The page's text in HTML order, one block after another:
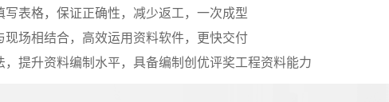
表格，保证正确性，减少返工，一次成型
场相结合，高效运用资料软件，更快交付
提升资料编制水平，具备编制创优评奖工程资料能力